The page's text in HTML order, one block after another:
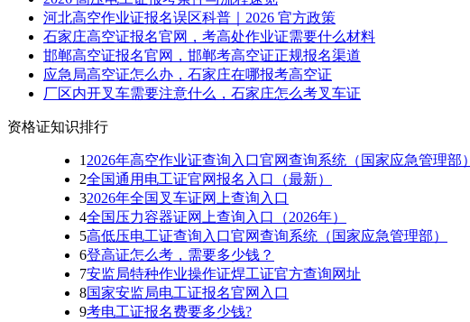
河北高空作业证报名误区科普｜2026 官方政策
石家庄高空证报名官网，考高处作业证需要什么材料
邯郸高空证报名官网，邯郸考高空证正规报名渠道
应急局高空证怎么办，石家庄在哪报考高空证
厂区内开叉车需要注意什么，石家庄怎么考叉车证
资格证知识排行
1 2026年高空作业证查询入口官网查询系统（国家应急管理部）
2全国通用电工证官网报名入口（最新）
32026年全国叉车证网上查询入口
4全国压力容器证网上查询入口（2026年）
5高低压电工证查询入口官网查询系统（国家应急管理部）
6登高证怎么考，需要多少钱？
7安监局特种作业操作证焊工证官方查询网址
8国家安监局电工证报名官网入口
9考电工证报名费要多少钱?